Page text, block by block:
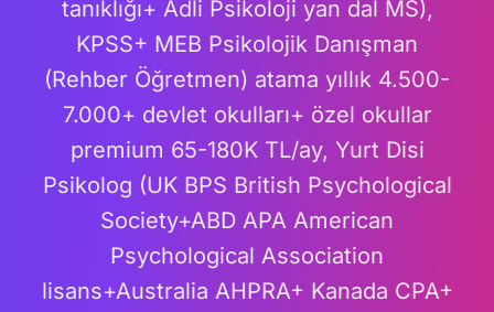
tanıklığı+ Adli Psikoloji yan dal MS),
KPSS+ MEB Psikolojik Danışman
(Rehber Öğretmen) atama yıllık 4.500-
7.000+ devlet okulları+ özel okullar
premium 65-180K TL/ay, Yurt Disi
Psikolog (UK BPS British Psychological
Society+ABD APA American
Psychological Association
lisans+Australia AHPRA+ Kanada CPA+